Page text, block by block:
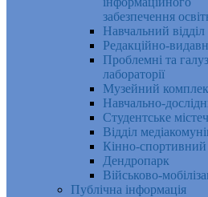
забезпечення
Навчальний відділ
Редакційно-
Проблемні та
лабораторії
Музейний
Навчально-
Студентське
Відділ
Кінно-
Дендропарк
Військово-
Публічна інформація